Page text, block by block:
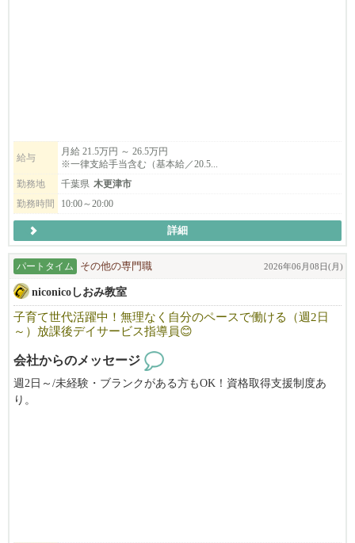
タッフが多数在籍しています。
あなたも、仕事とプライベートを両立させながら、充実したサロ
ンワークを送ってみませんか？
給与
月給 21.5万円 ～ 26.5万円
※一律支給手当含む（基本給／20.5...
勤務地
千葉県 木更津市
勤務時間
10:00～20:00
詳細
パートタイム その他の専門職 2026年06月08日(月)
niconicoしおみ教室
子育て世代活躍中！無理なく自分のペースで働ける（週2日
～）放課後デイサービス指導員😊
会社からのメッセージ
週2日～/未経験・ブランクがある方もOK！資格取得支援制度あ
り。